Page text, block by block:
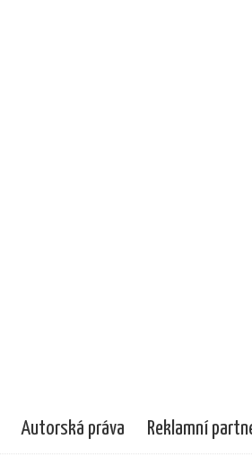
Autorská práva Reklamní